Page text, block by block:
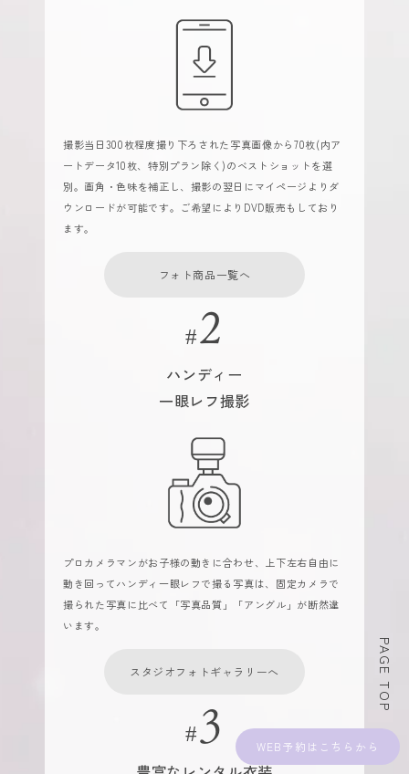
WEB予約
撮影当日300枚程度撮り下ろされた写真画像から70枚(内ア
ートデータ10枚、特別プラン除く)のベストショットを選
別。画角・色味を補正し、撮影の翌日にマイページよりダ
ウンロードが可能です。ご希望によりDVD販売もしており
ます。
フォト商品一覧へ
ハンディー
一眼レフ撮影
プロカメラマンがお子様の動きに合わせ、上下左右自由に
動き回ってハンディ一眼レフで撮る写真は、固定カメラで
撮られた写真に比べて「写真品質」「アングル」が断然違
います。
スタジオフォトギャラリーへ PAGE TOP